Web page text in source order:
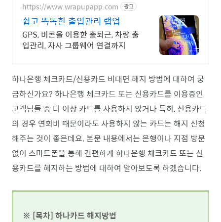
https://www.wrapupapp.com 광고
쉽고 똑똑한 출입관리 랩업
GPS, 비콘을 이용한 출퇴근, 차량 출
입관리, 자사 그룹웨어 연결까지
하나은행 체크카드/신용카드 비대면 해지 방법에 대하여 궁
금하신가요? 하나은행 체크카드 또는 신용카드를 이용중인
고객님들 중 더 이상 카드를 사용하지 않거나 특히, 신용카드
의 경우 연회비 때문이라도 사용하지 않는 카드는 해지 신청
해주는 것이 좋은데요. 본문 내용에서는 은행이나 지점 방문
없이 스마트폰을 통해 간편하게 하나은행 체크카드 또는 신
용카드를 해지하는 방법에 대하여 알아보도록 하겠습니다.
※ [목차] 하나카드 해지방법